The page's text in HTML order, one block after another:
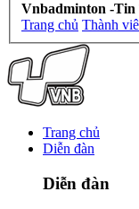
Vnbadminton -Tin
Trang chủ Thành
Trang chủ
Diễn đàn
Diễn đàn